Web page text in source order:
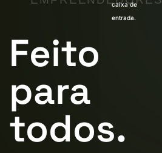
Feito
para
todos.
caixa de
entrada.